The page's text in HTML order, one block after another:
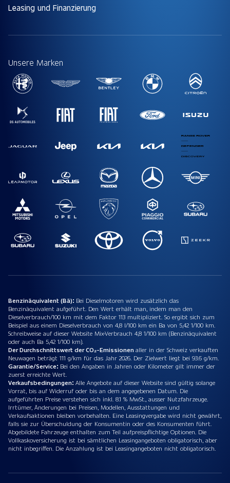
Leasing und Finanzierung
Unsere Marken
Benzinäquivalent (Bä): Bei Dieselmotoren wird zusätzlich das
Benzinäquivalent aufgeführt. Den Wert erhält man, indem man den
Dieselverbrauch/100 km mit dem Faktor 113 multipliziert. So ergibt sich zum
Beispiel aus einem Dieselverbrauch von 4,8 l/100 km ein Ba von 5,42 1/100 km.
Schreibweise auf dieser Website Mix-Verbrauch 4,8 1/100 km (Benzinäquivalent
oder auch Ba 5,42 1/100 km).
Der Durchschnittswert der CO₂-Emissionenaller in der Schweiz verkauften
Neuwagen beträgt 111 g/km für das Jahr 2026. Der Zielwert liegt bei 93.6 g/km.
Garantie/Service: Bei den Angaben in Jahren oder Kilometer gilt immer der
zuerst erreichte Wert.
Verkaufsbedingungen: Alle Angebote auf dieser Website sind gültig solange
Vorrat, bis auf Widerruf oder bis an dem angegebenen Datum. Die
aufgeführten Preise verstehen sich inkl. 8.1 % MwSt., ausser Nutzfahrzeuge.
Irrtümer, Änderungen bei Preisen, Modellen, Ausstattungen und
Verkaufsaktionen bleiben vorbehalten. Eine Leasingvergabe wird nicht gewährt,
falls sie zur Überschuldung der Konsumentin oder des Konsumenten führt.
Abgebildete Fahrzeuge enthalten zum Teil aufpreispflichtige Optionen. Die
Vollkaskoversicherung ist bei sämtlichen Leasingangeboten obligatorisch, aber
nicht inbegriffen. Die Anzahlung ist bei Leasingangeboten nicht obligatorisch.